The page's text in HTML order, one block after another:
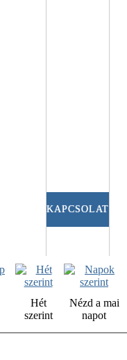
KAPCSOLAT
Hét
szerint
Nézd a mai
napot